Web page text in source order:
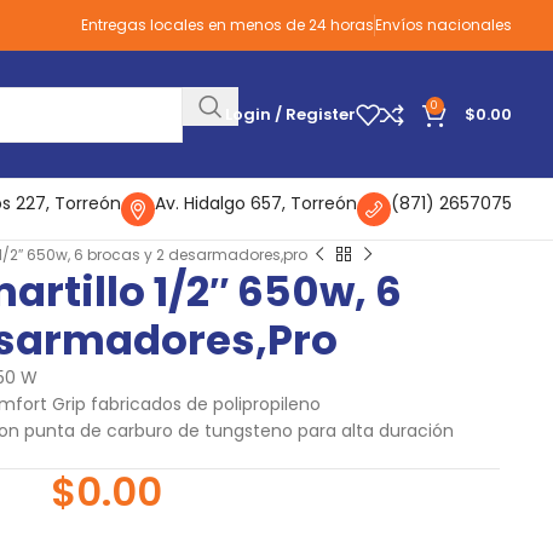
Entregas locales en menos de 24 horasEnvíos nacionales
Login / Register 0 $0.00
227, Torreón Av. Hidalgo 657, Torreón (871) 2657075
650w, 6 brocas y 2 desarmadores,pro
1/2″ 650w, 6
W
Grip fabricados de polipropileno
punta de carburo de tungsteno para alta duración
$0.00